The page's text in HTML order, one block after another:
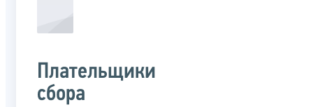
Плательщики
сбора